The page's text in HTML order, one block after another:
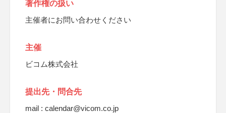
著作権の扱い
主催者にお問い合わせください
主催
ビコム株式会社
提出先・問合先
mail : calendar@vicom.co.jp